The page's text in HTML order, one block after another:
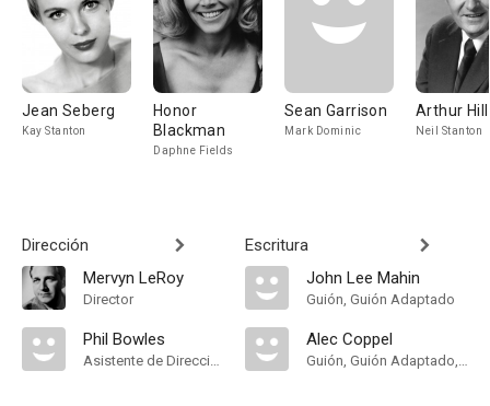
Jean Seberg
Kay Stanton
Honor
Blackman
Daphne Fields
Sean Garrison
Mark Dominic
Arthur Hill
Neil Stanton
Dirección
Mervyn LeRoy
Director
Phil Bowles
Asistente de Dirección
Escritura
John Lee Mahin
Guión, Guión Adaptado
Alec Coppel
Guión, Guión Adaptado, Historia